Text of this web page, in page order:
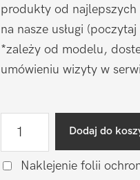
produkty od najlepszych
na nasze usługi
*zależy od modelu,
umówieniu wizyty w
wyświetlacza
Dodaj do
Naklejenie folii